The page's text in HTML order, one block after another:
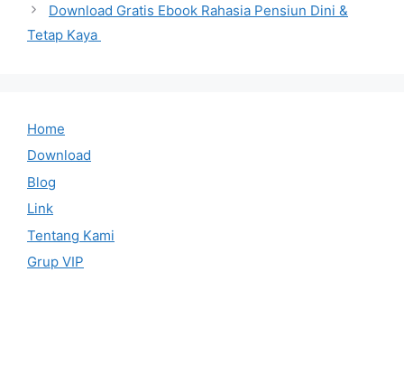
Download Gratis Ebook Rahasia Pensiun Dini &
Tetap Kaya
Home
Download
Blog
Link
Tentang Kami
Grup VIP